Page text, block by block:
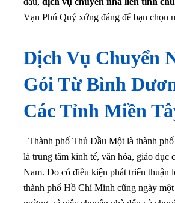
Gói Từ Bình
Thành phố Thủ Dầu Một là thành phố
là trung tâm kinh tế, văn hóa, giáo dục
Nam. Do có điều kiện phát triển thuận
thành phố Hồ Chí Minh cũng ngày một
cũng luôn luôn thay đổi nơi buôn bán
động này diễn ra hằng ngày, do đó
văn phòng cũng phát triển theo để đáp
vận tải trong thành phố.